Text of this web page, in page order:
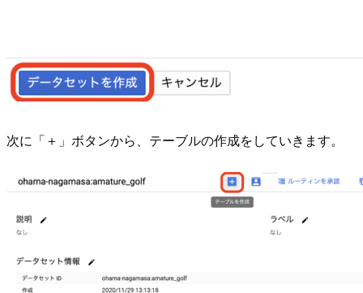
次に「＋」ボタンから、テーブルの作成をしていきます。